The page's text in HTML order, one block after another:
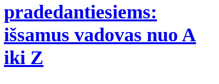
pradedantiesiems:
išsamus vadovas nuo A
iki Z